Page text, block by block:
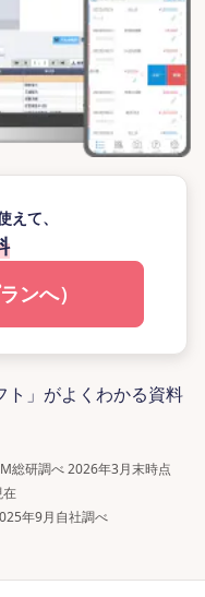
えて、
ンへ）
ト」がよくわかる資料
総研調べ 2026年3月末時点
在
年9月自社調べ